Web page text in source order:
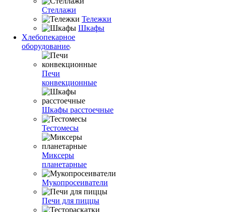
Стеллажи
Тележки
Шкафы
Хлебопекарное
оборудование
Печи
конвекционные
Шкафы расстоечные
Тестомесы
Миксеры
планетарные
Мукопросеиватели
Печи для пиццы